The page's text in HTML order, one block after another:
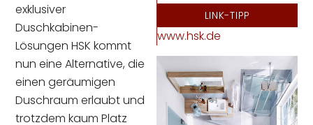
LINK-TIPP
www.hsk.de
exklusiver
Duschkabinen-
Lösungen HSK kommt
nun eine Alternative, die
einen geräumigen
Duschraum erlaubt und
trotzdem kaum Platz